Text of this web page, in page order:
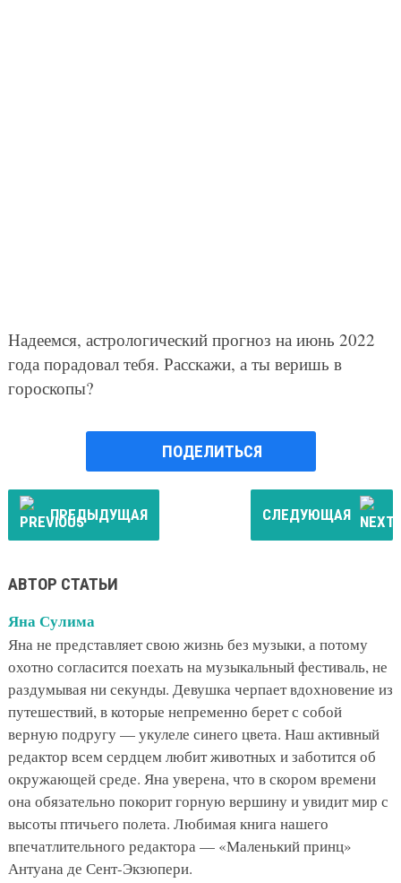
Надеемся, астрологический прогноз на июнь 2022
года порадовал тебя. Расскажи, а ты веришь в
гороскопы?
ПОДЕЛИТЬСЯ
ПРЕДЫДУЩАЯ СЛЕДУЮЩАЯ
АВТОР СТАТЬИ
Яна Сулима
Яна не представляет свою жизнь без музыки, а потому
охотно согласится поехать на музыкальный фестиваль, не
раздумывая ни секунды. Девушка черпает вдохновение из
путешествий, в которые непременно берет с собой
верную подругу — укулеле синего цвета. Наш активный
редактор всем сердцем любит животных и заботится об
окружающей среде. Яна уверена, что в скором времени
она обязательно покорит горную вершину и увидит мир с
высоты птичьего полета. Любимая книга нашего
впечатлительного редактора — «Маленький принц»
Антуана де Сент-Экзюпери.